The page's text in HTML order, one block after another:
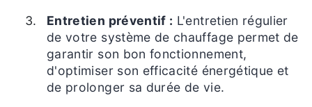
Entretien préventif : L'entretien régulier
de votre système de chauffage permet de
garantir son bon fonctionnement,
d'optimiser son efficacité énergétique et
de prolonger sa durée de vie.